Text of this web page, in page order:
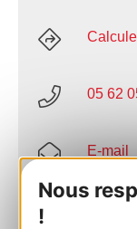
Nous
!
05 62
E-mail